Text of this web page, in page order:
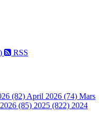
RSS
(82) April 2026 (74) Mars
(85) 2025 (822) 2024